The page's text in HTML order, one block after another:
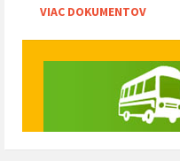
VIAC DOKUMENTOV